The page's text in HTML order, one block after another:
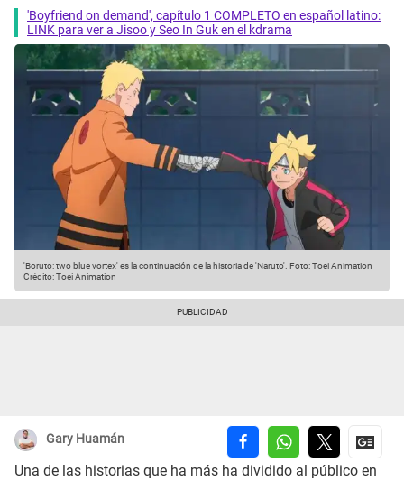
'Boyfriend on demand', capítulo 1 COMPLETO en español latino:
LINK para ver a Jisoo y Seo In Guk en el kdrama
'Boruto: two blue vortex' es la continuación de la historia de 'Naruto'. Foto: Toei Animation
Crédito: Toei Animation
Gary Huamán
Una de las historias que ha más ha dividido al público en